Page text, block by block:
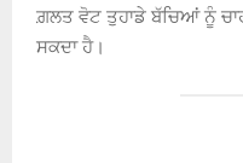
ਗ਼ਲਤ ਵੋਟ ਤੁਹਾਡੇ ਬੱਚਿਆਂ ਨੂੰ ਚਾਹ
ਸਕਦਾ ਹੈ।